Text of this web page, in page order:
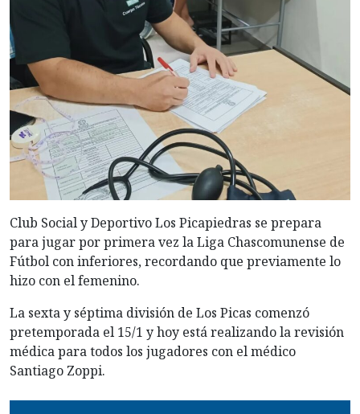
Club Social y Deportivo Los Picapiedras se prepara
para jugar por primera vez la Liga Chascomunense de
Fútbol con inferiores, recordando que previamente lo
hizo con el femenino.
La sexta y séptima división de Los Picas comenzó
pretemporada el 15/1 y hoy está realizando la revisión
médica para todos los jugadores con el médico
Santiago Zoppi.